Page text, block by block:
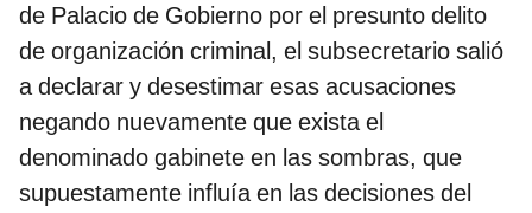
de Palacio de Gobierno por el presunto delito
de organización criminal, el subsecretario salió
a declarar y desestimar esas acusaciones
negando nuevamente que exista el
denominado gabinete en las sombras, que
supuestamente influía en las decisiones del